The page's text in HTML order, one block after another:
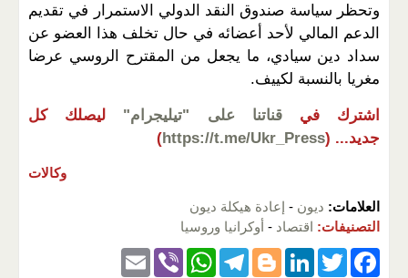
وتحظر سياسة صندوق النقد الدولي الاستمرار في تقديم
الدعم المالي لأحد أعضائه في حال تخلف هذا العضو عن
سداد دين سيادي، ما يجعل من المقترح الروسي عرضا
مغريا بالنسبة لكييف.
اشترك في قناتنا على "تيليجرام"
ليصلك كل
جديد... (
https://t.me/Ukr_Press
)
وكالات
العلامات: ديون - إعادة هيكلة ديون
التصنيفات: اقتصاد - أوكرانيا وروسيا
F
T
Li
Bl
T
W
Vi